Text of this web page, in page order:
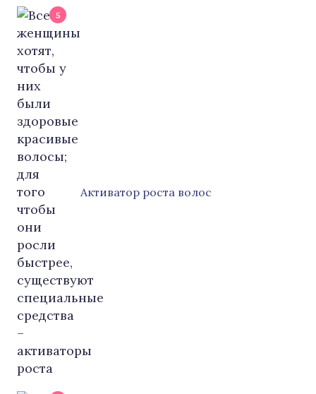
5
Активатор роста волос